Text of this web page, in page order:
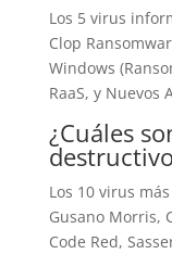
Los 5 virus
Clop
Windows
RaaS, y Nuevos
¿Cuáles
Los 10 virus
Gusano Morris,
Code Red,